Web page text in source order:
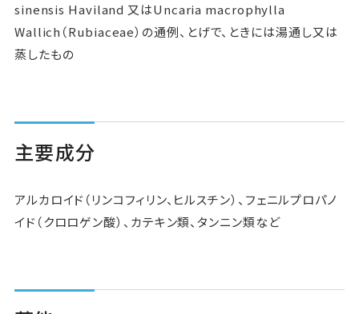
sinensis Haviland 又はUncaria macrophylla
Wallich（Rubiaceae）の通例、とげで、ときには湯通し又は
蒸したもの
主要成分
アルカロイド（リンコフィリン、ヒルスチン）、フェニルプロパノ
イド（クロロゲン酸）、カテキン類、タンニン類など